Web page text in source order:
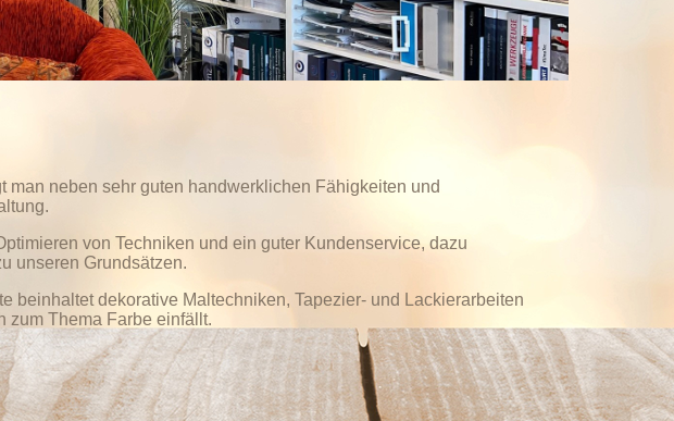
neben sehr guten handwerklichen Fähigkeiten und
von Techniken und ein guter Kundenservice, dazu
unseren Grundsätzen.
beinhaltet dekorative Maltechniken, Tapezier- und Lackierarbeiten
zum Thema Farbe einfällt.